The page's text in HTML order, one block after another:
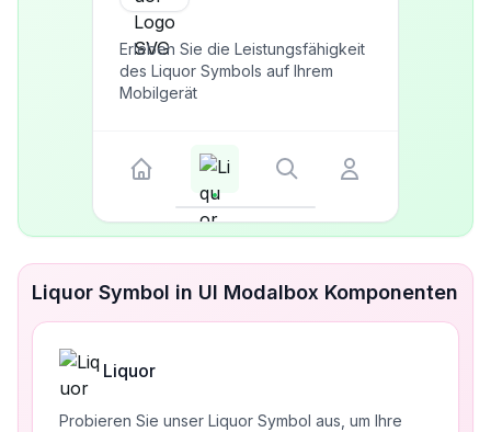
Erleben Sie die Leistungsfähigkeit
des Liquor Symbols auf Ihrem
Mobilgerät
Liquor Symbol in UI Modalbox Komponenten
Liquor
Probieren Sie unser Liquor Symbol aus, um Ihre